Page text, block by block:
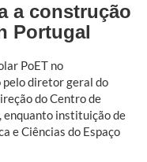
a construção
Portugal
PoET no
diretor geral do
do Centro de
instituição de
e Ciências do Espaço